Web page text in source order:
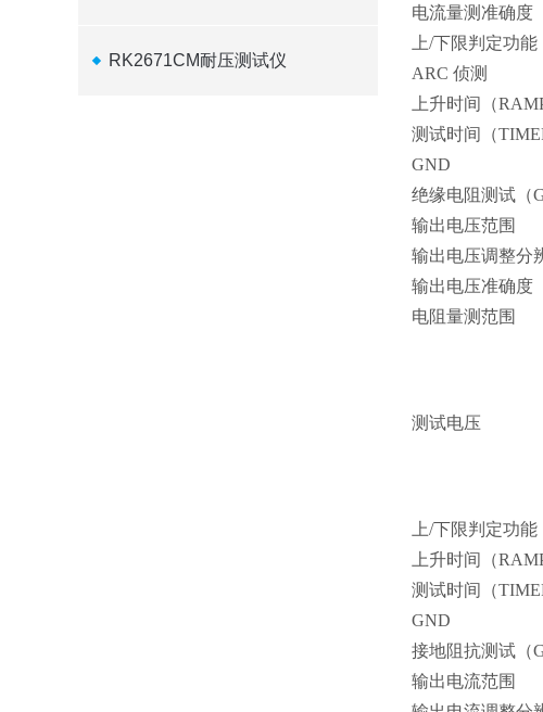
RK2671CM耐压测试仪
电流量测准确度
上/下限判定功能
ARC侦测
上升时间
（
测试时间
（
GND
绝缘电阻测试 （
输出电压范围
输出电压调整分
输出电压准确度
电阻量测范围
测试电压
上/下限判定功能
上升时间
（
测试时间
（
GND
接地阻抗测试 （
输出电流范围